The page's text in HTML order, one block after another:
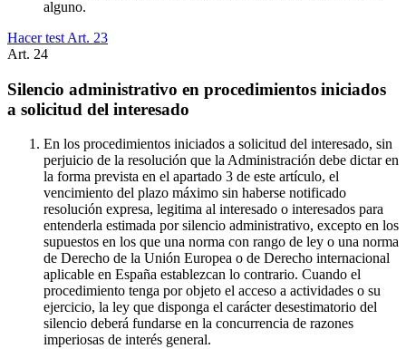
alguno.
Hacer test Art. 23
Art. 24
Silencio administrativo en procedimientos iniciados
a solicitud del interesado
En los procedimientos iniciados a solicitud del interesado, sin
perjuicio de la resolución que la Administración debe dictar en
la forma prevista en el apartado 3 de este artículo, el
vencimiento del plazo máximo sin haberse notificado
resolución expresa, legitima al interesado o interesados para
entenderla estimada por silencio administrativo, excepto en los
supuestos en los que una norma con rango de ley o una norma
de Derecho de la Unión Europea o de Derecho internacional
aplicable en España establezcan lo contrario. Cuando el
procedimiento tenga por objeto el acceso a actividades o su
ejercicio, la ley que disponga el carácter desestimatorio del
silencio deberá fundarse en la concurrencia de razones
imperiosas de interés general.